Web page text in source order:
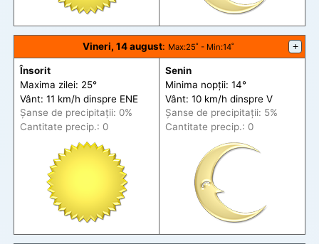
Vineri, 14 august: Max:25˚ - Min:14˚ +
Însorit
Maxima zilei: 25°
Vânt: 11 km/h dinspre ENE
Șanse de precipitații: 0%
Cantitate precip.: 0
Senin
Minima nopții: 14°
Vânt: 10 km/h dinspre V
Șanse de precipitații: 5%
Cantitate precip.: 0